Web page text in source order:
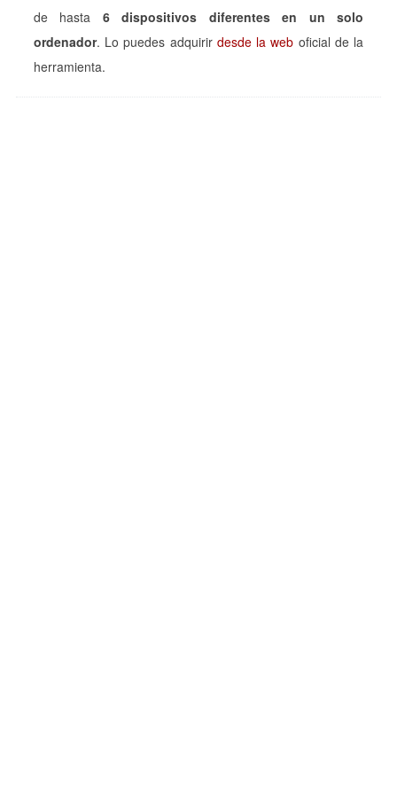
de hasta 6 dispositivos diferentes en un solo
ordenador. Lo puedes adquirir desde la web oficial de la
herramienta.